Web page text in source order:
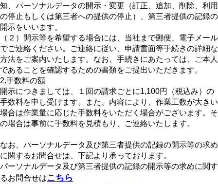
知、パーソナルデータの開示・変更（訂正、追加、削除、利用
の停止もしくは第三者への提供の停止）、第三者提供の記録の
開示をいいます。
（２）開示等を希望する場合には、当社まで郵便、電子メール
でご連絡ください。ご連絡に従い、申請書面等手続きの詳細な
方法をご案内いたします。なお、手続きにあたっては、ご本人
であることを確認するための書類をご提出いただきます。
2.手数料の額
開示につきましては、１回の請求ごとに1,100円（税込み）の
手数料を申し受けます。また、内容により、作業工数が大きい
場合は作業量に応じた手数料をいただく場合がございます。そ
の場合は事前に手数料を見積もり、ご連絡いたします。
なお、パーソナルデータ及び第三者提供の記録の開示等の求め
に関するお問合せは、下記より承っております。
パーソナルデータ及び第三者提供の記録の開示等の求めに関す
るお問合せはこちら